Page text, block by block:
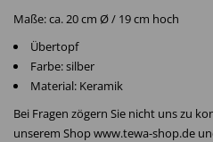
Maße: ca. 20 cm Ø / 19 cm hoch
Übertopf
Farbe: silber
Material: Keramik
Bei Fragen zögern Sie nicht uns zu
unserem Shop www.tewa-shop.de